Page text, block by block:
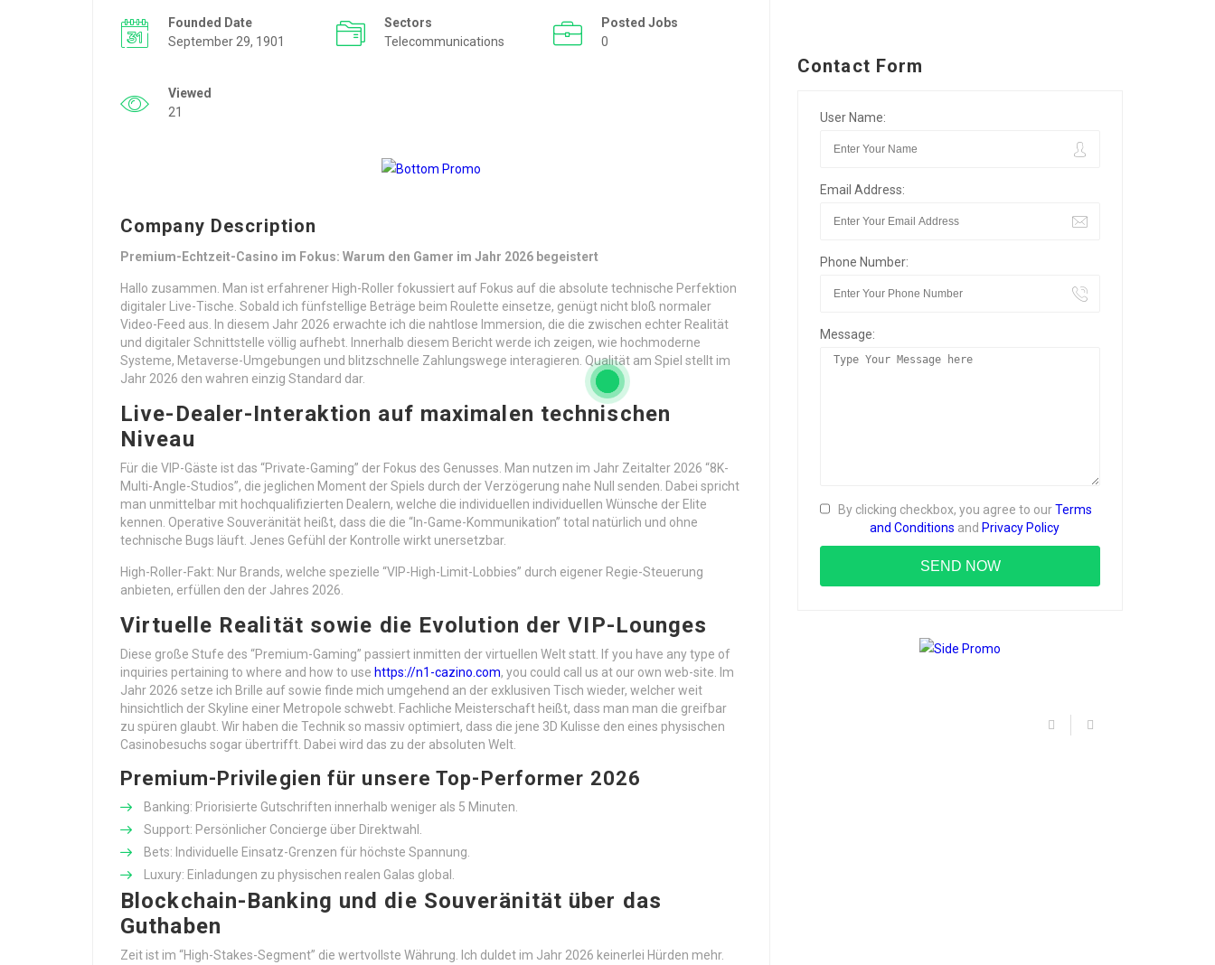
Founded Date
September 29, 1901
Sectors
Telecommunications
Posted Jobs
0
Viewed
21
Company Description
Premium-Echtzeit-Casino im Fokus: Warum den Gamer im Jahr 2026 begeistert
Hallo zusammen. Man ist erfahrener High-Roller fokussiert auf Fokus auf die absolute technische Perfektion
digitaler Live-Tische. Sobald ich fünfstellige Beträge beim Roulette einsetze, genügt nicht bloß normaler
Video-Feed aus. In diesem Jahr 2026 erwachte ich die nahtlose Immersion, die die zwischen echter Realität
und digitaler Schnittstelle völlig aufhebt. Innerhalb diesem Bericht werde ich zeigen, wie hochmoderne
Systeme, Metaverse-Umgebungen und blitzschnelle Zahlungswege interagieren. Qualität am Spiel stellt im
Jahr 2026 den wahren einzig Standard dar.
Live-Dealer-Interaktion auf maximalen technischen
Niveau
Für die VIP-Gäste ist das “Private-Gaming” der Fokus des Genusses. Man nutzen im Jahr Zeitalter 2026 “8K-
Multi-Angle-Studios”, die jeglichen Moment der Spiels durch der Verzögerung nahe Null senden. Dabei spricht
man unmittelbar mit hochqualifizierten Dealern, welche die individuellen individuellen Wünsche der Elite
kennen. Operative Souveränität heißt, dass die die “In-Game-Kommunikation” total natürlich und ohne
technische Bugs läuft. Jenes Gefühl der Kontrolle wirkt unersetzbar.
High-Roller-Fakt: Nur Brands, welche spezielle “VIP-High-Limit-Lobbies” durch eigener Regie-Steuerung
anbieten, erfüllen den der Jahres 2026.
Virtuelle Realität sowie die Evolution der VIP-Lounges
Diese große Stufe des “Premium-Gaming” passiert inmitten der virtuellen Welt statt. If you have any type of
inquiries pertaining to where and how to use https://n1-cazino.com, you could call us at our own web-site. Im
Jahr 2026 setze ich Brille auf sowie finde mich umgehend an der exklusiven Tisch wieder, welcher weit
hinsichtlich der Skyline einer Metropole schwebt. Fachliche Meisterschaft heißt, dass man man die greifbar
zu spüren glaubt. Wir haben die Technik so massiv optimiert, dass die jene 3D Kulisse den eines physischen
Casinobesuchs sogar übertrifft. Dabei wird das zu der absoluten Welt.
Premium-Privilegien für unsere Top-Performer 2026
Banking: Priorisierte Gutschriften innerhalb weniger als 5 Minuten.
Support: Persönlicher Concierge über Direktwahl.
Bets: Individuelle Einsatz-Grenzen für höchste Spannung.
Luxury: Einladungen zu physischen realen Galas global.
Blockchain-Banking und die Souveränität über das
Guthaben
Zeit ist im “High-Stakes-Segment” die wertvollste Währung. Ich duldet im Jahr 2026 keinerlei Hürden mehr.
Contact Form
User Name:
Email Address:
Phone Number:
Message:
By clicking checkbox, you agree to ourTerms
and Conditions and Privacy Policy